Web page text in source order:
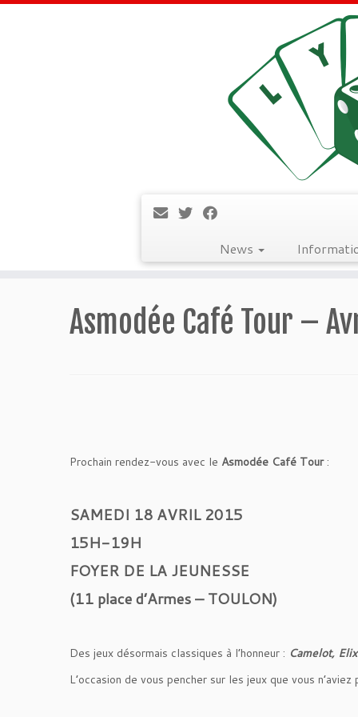
News
Asmodée Café Tour –
Prochain rendez-vous avec le Asmodée Café Tour:
SAMEDI 18 AVRIL 2015
15H-19H
FOYER DE LA JEUNESSE
(11 place d’Armes – TOULON)
Des jeux désormais classiques à l’honneur : Camelot,
L’occasion de vous pencher sur les jeux que vous